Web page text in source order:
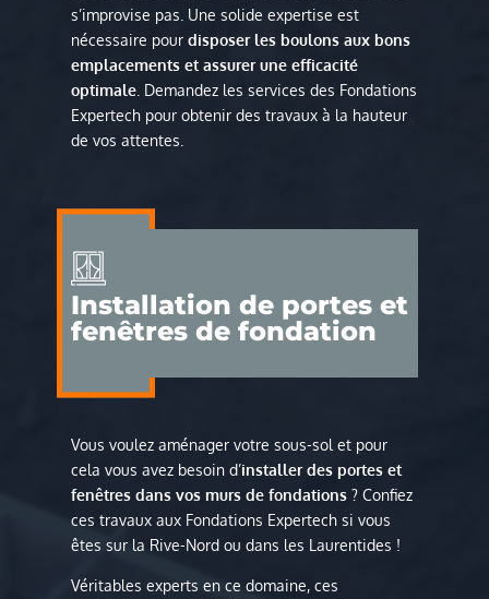
s’improvise pas. Une solide expertise est
nécessaire pour disposer les boulons aux bons
emplacements et assurer une efficacité
optimale. Demandez les services des Fondations
Expertech pour obtenir des travaux à la hauteur
de vos attentes.
Installation de portes et
fenêtres de fondation
Vous voulez aménager votre sous-sol et pour
cela vous avez besoin d’installer des portes et
fenêtres dans vos murs de fondations? Confiez
ces travaux aux Fondations Expertech si vous
êtes sur la Rive-Nord ou dans les Laurentides !
Véritables experts en ce domaine, ces